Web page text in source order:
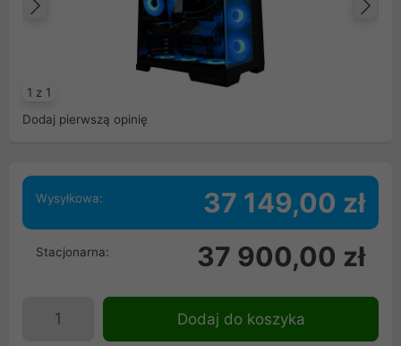
1 z 1
Poprzedni
Dodaj pierwszą opinię
Wysyłkowa: 37 149,00 zł
Stacjonarna: 37 900,00 zł
Dodaj do koszyka